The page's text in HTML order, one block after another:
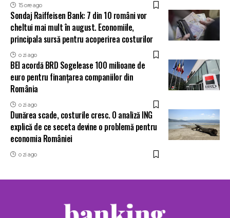
15 ore ago
Sondaj Raiffeisen Bank: 7 din 10 români vor
cheltui mai mult în august. Economiile,
principala sursă pentru acoperirea costurilor
o zi ago
BEI acordă BRD Sogelease 100 milioane de
euro pentru finanțarea companiilor din
România
o zi ago
Dunărea scade, costurile cresc. O analiză ING
explică de ce seceta devine o problemă pentru
economia României
o zi ago